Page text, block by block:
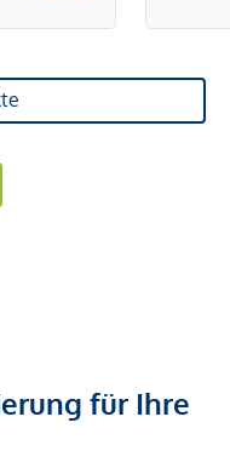
für Ihre